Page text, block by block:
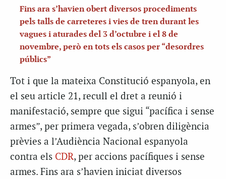
Fins ara s’havien obert diversos procediments
pels talls de carreteres i vies de tren durant les
vagues i aturades del 3 d’octubre i el 8 de
novembre, però en tots els casos per “desordres
públics”
Tot i que la mateixa Constitució espanyola, en
el seu article 21, recull el dret a reunió i
manifestació, sempre que sigui “pacífica i sense
armes”, per primera vegada, s’obren diligència
prèvies a l’Audiència Nacional espanyola
contra els CDR, per accions pacífiques i sense
armes. Fins ara s’havien iniciat diversos